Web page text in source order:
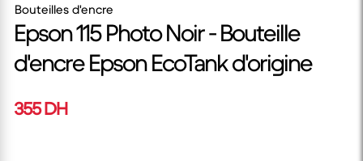
Bouteilles d'encre
Epson 115 Photo Noir - Bouteille
d'encre Epson EcoTank d'origine
355 DH